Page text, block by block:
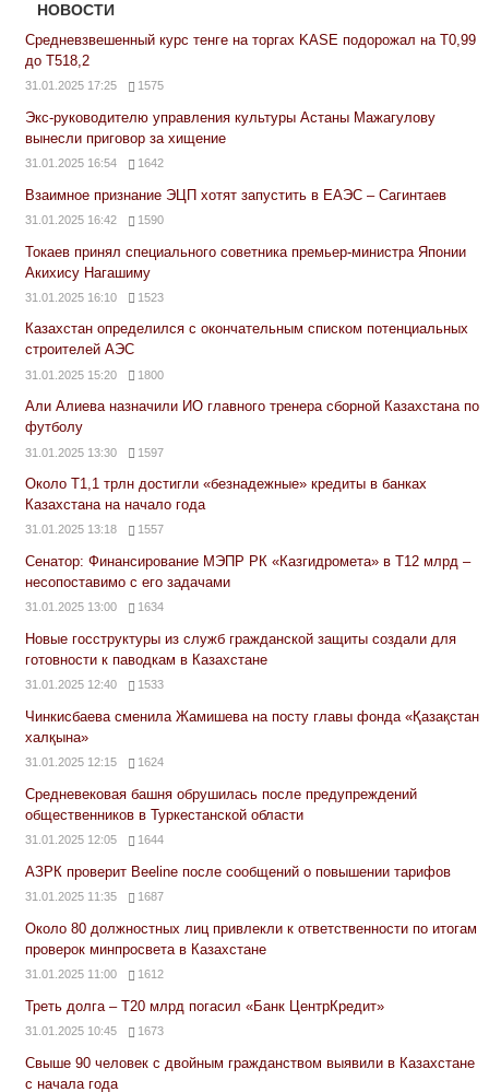
НОВОСТИ
Средневзвешенный курс тенге на торгах KASE подорожал на Т0,99
до Т518,2
31.01.2025 17:25 1575
Экс-руководителю управления культуры Астаны Мажагулову
вынесли приговор за хищение
31.01.2025 16:54 1642
Взаимное признание ЭЦП хотят запустить в ЕАЭС – Сагинтаев
31.01.2025 16:42 1590
Токаев принял специального советника премьер-министра Японии
Акихису Нагашиму
31.01.2025 16:10 1523
Казахстан определился с окончательным списком потенциальных
строителей АЭС
31.01.2025 15:20 1800
Али Алиева назначили ИО главного тренера сборной Казахстана по
футболу
31.01.2025 13:30 1597
Около Т1,1 трлн достигли «безнадежные» кредиты в банках
Казахстана на начало года
31.01.2025 13:18 1557
Сенатор: Финансирование МЭПР РК «Казгидромета» в Т12 млрд –
несопоставимо с его задачами
31.01.2025 13:00 1634
Новые госструктуры из служб гражданской защиты создали для
готовности к паводкам в Казахстане
31.01.2025 12:40 1533
Чинкисбаева сменила Жамишева на посту главы фонда «Қазақстан
халқына»
31.01.2025 12:15 1624
Средневековая башня обрушилась после предупреждений
общественников в Туркестанской области
31.01.2025 12:05 1644
АЗРК проверит Beeline после сообщений о повышении тарифов
31.01.2025 11:35 1687
Около 80 должностных лиц привлекли к ответственности по итогам
проверок минпросвета в Казахстане
31.01.2025 11:00 1612
Треть долга – Т20 млрд погасил «Банк ЦентрКредит»
31.01.2025 10:45 1673
Свыше 90 человек с двойным гражданством выявили в Казахстане
с начала года